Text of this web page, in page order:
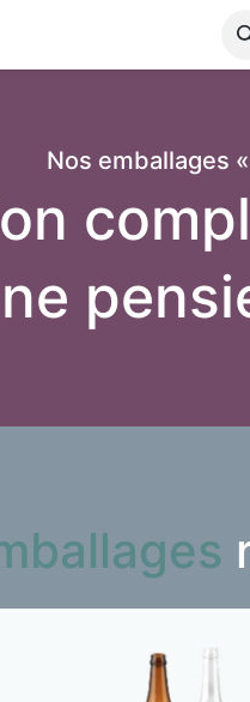
​Nos emballages